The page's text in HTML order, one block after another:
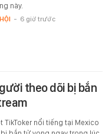
này.
- 6 giờ trước
theo dõi bị bắn
TikToker nổi tiếng tại Mexico